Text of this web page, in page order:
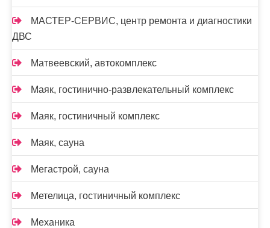
МАСТЕР-СЕРВИС, центр ремонта и диагностики
ДВС
Матвеевский, автокомплекс
Маяк, гостинично-развлекательный комплекс
Маяк, гостиничный комплекс
Маяк, сауна
Мегастрой, сауна
Метелица, гостиничный комплекс
Механика